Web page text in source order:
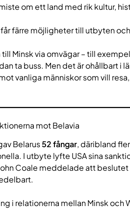
om ett land med rik kultur,
får färre möjligheter till utbyten
Minsk via omvägar – till
ta buss. Men det är ohållbart i
vanliga människor som vill
mot Belavia
Belarus52 fångar, däribland
I utbyte lyfte USA sina
Coale meddelade att
i relationerna mellan Minsk och